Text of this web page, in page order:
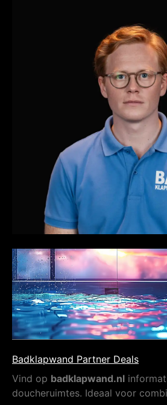
Badklapwand Partner Deals
Vind op badklapwand.nl
doucheruimtes. Ideaal voor